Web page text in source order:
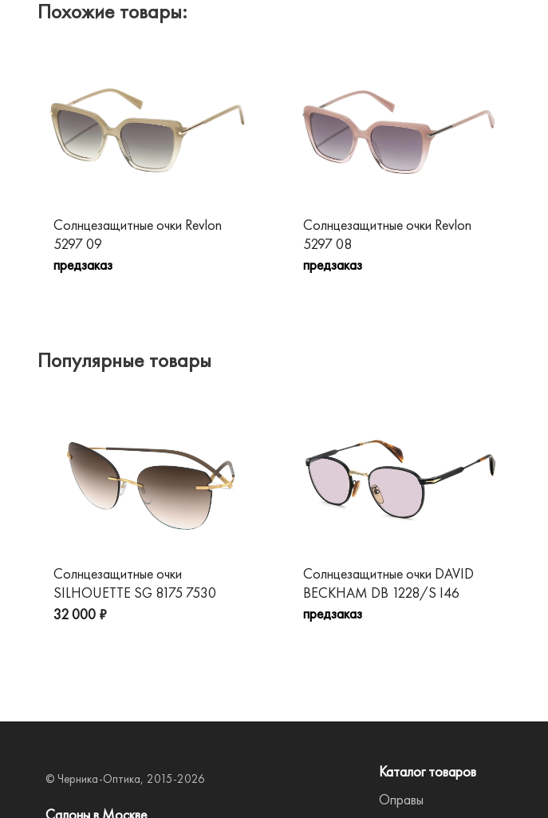
Похожие товары:
Солнцезащитные очки Revlon
5297 09
предзаказ
Солнцезащитные очки Revlon
5297 08
предзаказ
Популярные товары
Солнцезащитные очки
SILHOUETTE SG 8175 7530
32 000 ₽
Солнцезащитные очки DAVID
BECKHAM DB 1228/S I46
предзаказ
© Черника-Оптика, 2015-2026
Каталог товаров
Оправы